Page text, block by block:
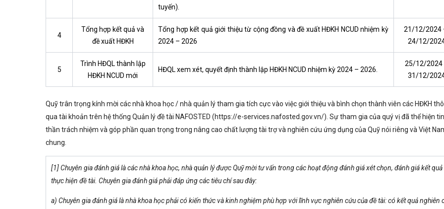
tuyến).
4
Tổng hợp kết quả và
đề xuất HĐKH
Tổng hợp kết quả giới thiệu từ cộng đồng và đề xuất HĐKH NCUD nhiệm kỳ
2024 – 2026
21/12/2024
24/12/
5
Trình HĐQL thành lập
HĐKH NCUD mới
HĐQL xem xét, quyết định thành lập HĐKH NCUD nhiệm kỳ 2024 – 2026.
25/12/2024
31/12/
Quỹ trân trọng kính mời các nhà khoa học / nhà quản lý tham gia tích cực vào việc giới thiệu và bình chọn thành viên các HĐKH
qua tài khoản trên hệ thống Quản lý đề tài NAFOSTED (https://e-services.nafosted.gov.vn/). Sự tham gia của quý vị đã thể hiện
thần trách nhiệm và góp phần quan trọng trong nâng cao chất lượng tài trợ và nghiên cứu ứng dụng của Quỹ nói riêng và Việt
chung.
[1] Chuyên gia đánh giá là các nhà khoa học, nhà quản lý được Quỹ mời tư vấn trong các hoạt động đánh giá xét chọn, đánh giá kết quả
thực hiện đề tài. Chuyên gia đánh giá phải đáp ứng các tiêu chí sau đây:
a) Chuyên gia đánh giá là nhà khoa học phải có kiến thức và kinh nghiệm phù hợp với lĩnh vực nghiên cứu của đề tài: có kết quả nghiên